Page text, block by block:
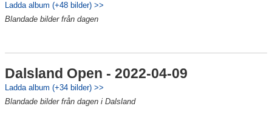
Ladda album (+48 bilder) >>
Blandade bilder från dagen
Dalsland Open - 2022-04-09
Ladda album (+34 bilder) >>
Blandade bilder från dagen i Dalsland